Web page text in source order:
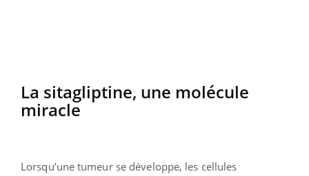
La sitagliptine, une molécule
miracle
Lorsqu’une tumeur se développe, les cellules